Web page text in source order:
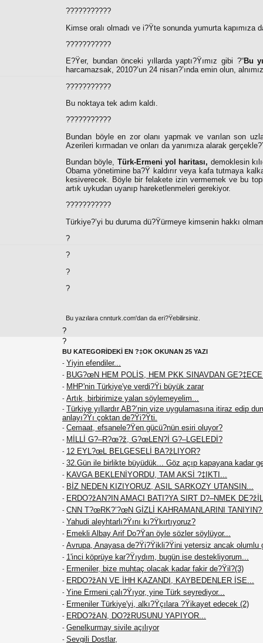
???????????
Kimse oralı olmadı ve i?Ÿte sonunda yumurta kapımıza
???????????
E?Ÿer, bundan önceki yıllarda yaptı?Ÿımız gibi ?“Bu
harcamazsak, 2010?’un 24 nisan?’ında emin olun,
???????????
Bu noktaya tek adım kaldı.
???????????
Bundan böyle en zor olanı yapmak ve varılan son
Azerileri kırmadan ve onları da yanımıza alarak
Bundan böyle, Türk-Ermeni yol haritası, demoklesin
Obama yönetimine ba?Ÿ kaldırır veya kafa tutmaya
kesiverecek. Böyle bir felakete izin vermemek ve bu
artık uykudan uyanıp hareketlenmeleri gerekiyor.
???????????
Türkiye?’yi bu duruma dü?Ÿürmeye kimsenin hakkı
?
?
?
?
Bu yazılara cnnturk.com'dan da eri?Ÿebilirsiniz.
?
?
BU KATEGORİDEKİ EN ?‡OK OKUNAN 25 YAZI
- Yiyin efendiler...
- BUG?œN HEM POLİS, HEM PKK SINAVDAN
- MHP'nin Türkiye'ye verdi?Ÿi büyük zarar
- Artık, birbirimize yalan söylemeyelim...
- Türkiye yıllardır AB?’nin vize uygulamasına itiraz edip
anlayı?Ÿı çoktan de?Ÿi?Ÿti.
- Cemaat, efsanele?Ÿen gücü?nün esiri oluyor?
- MİLLİ G?–R?œ?ž, G?œLEN?İ G?–LGELEDİ?
- 12 EYL?œL BELGESELİ BA?žLIYOR?
- 32.Gün ile birlikte büyüdük... Göz açıp kapayana kadar
- KAVGA BEKLENİYORDU, TAM AKSİ ?‡IKTI...
- BİZ NEDEN KIZIYORUZ, ASIL SARKOZY UTANSIN...
- ERDO?žAN?IN AMACI BATI?YA SIRT D?–NMEK
- CNN T?œRK?’?œN GİZLİ KAHRAMANLARINI
- Yahudi aleyhtarlı?Ÿını kı?Ÿkırtıyoruz?
- Emekli Albay Arif Do?Ÿan öyle sözler söylüyor...
- Avrupa, Anayasa de?Ÿi?Ÿikli?Ÿini yetersiz ancak olumlu
- 1'inci köprüye kar?Ÿıydım, bugün ise destekliyorum...
- Ermeniler, bize muhtaç olacak kadar fakir de?Ÿil?(3)
- ERDO?žAN VE İHH KAZANDI, KAYBEDENLER İSE...
- Yine Ermeni çalı?Ÿıyor, yine Türk seyrediyor...
- Ermeniler Türkiye'yi, alkı?Ÿçılara ?Ÿikayet edecek (2)
- ERDO?žAN, DO?žRUSUNU YAPIYOR...
- Genelkurmay sivile açılıyor
- Sevgili Dostlar,